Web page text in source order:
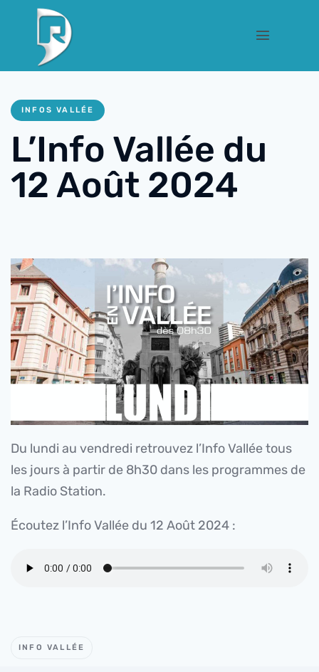
INFOS VALLÉE
L’Info Vallée du
12 Août 2024
Du lundi au vendredi retrouvez l’Info Vallée tous
les jours à partir de 8h30 dans les programmes de
la Radio Station.
Écoutez l’Info Vallée du 12 Août 2024 :
INFO VALLÉE